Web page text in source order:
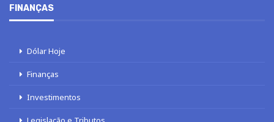
FINANÇAS
Dólar Hoje
Finanças
Investimentos